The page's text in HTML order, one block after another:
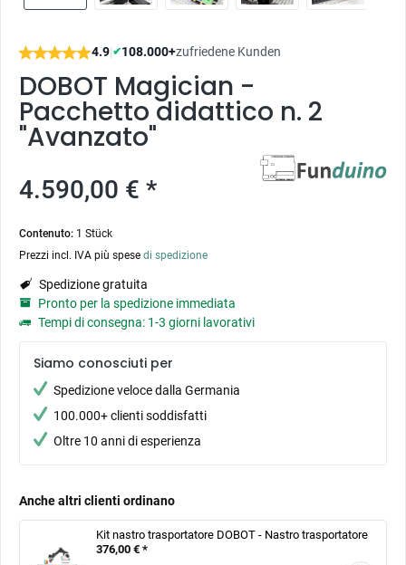
4.9|✔108.000+zufriedene Kunden
DOBOT Magician -
Pacchetto didattico n. 2
"Avanzato"
4.590,00 € *
Contenuto: 1 Stück
Prezzi incl. IVA più spese di spedizione
Spedizione gratuita
Pronto per la spedizione immediata
Tempi di consegna: 1-3 giorni lavorativi
Siamo conosciuti per
Spedizione veloce dalla Germania
100.000+ clienti soddisfatti
Oltre 10 anni di esperienza
Anche altri clienti ordinano
Kit nastro trasportatore DOBOT - Nastro trasportatore
376,00 € *